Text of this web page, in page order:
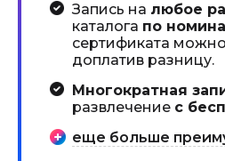
Запись на любое
каталога по
сертификата
доплатив разницу.
Многократная
развлечение с
еще больше